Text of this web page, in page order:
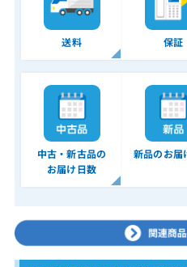
送料 保証
中古・新古品の
お届け日数
新品のお届